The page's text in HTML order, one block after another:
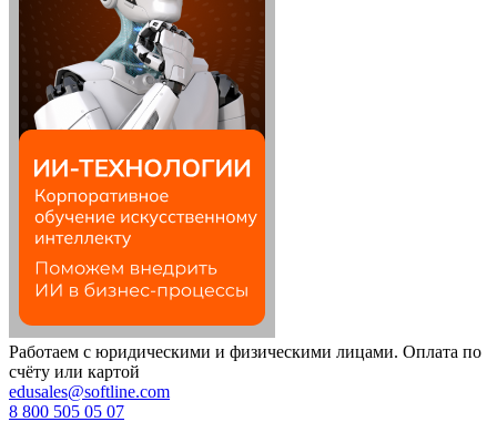
Работаем с юридическими и физическими лицами. Оплата по
счёту или картой
edusales@softline.com
8 800 505 05 07